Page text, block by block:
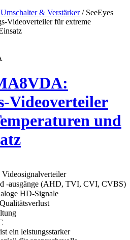
Umschalter & Verstärker/ SeeEyes
Videoverteiler für extreme
Videoverteiler
und
-ausgänge (AHD, TVI, CVI, CVBS)
HD-Signale
ein leistungsstarker